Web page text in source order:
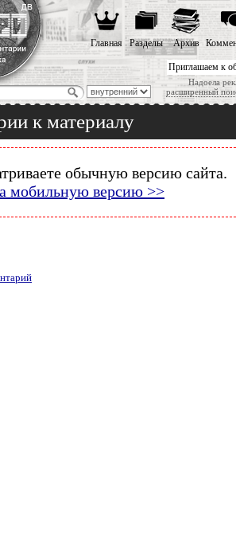
Приглашаем к
Надоела
расширенный
Главная Разделы Архив
к материалу
обычную версию сайта.
мобильную версию >>